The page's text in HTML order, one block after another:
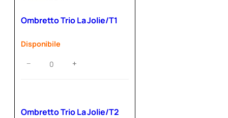
Ombretto
− +
Ombretto Trio La Jolie/T1
Disponibile
Ombretto Trio La Jolie/T2